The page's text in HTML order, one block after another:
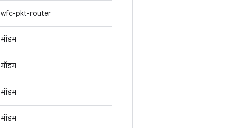
wfc-pkt-router
मॉडम
मॉडम
मॉडम
मॉडम